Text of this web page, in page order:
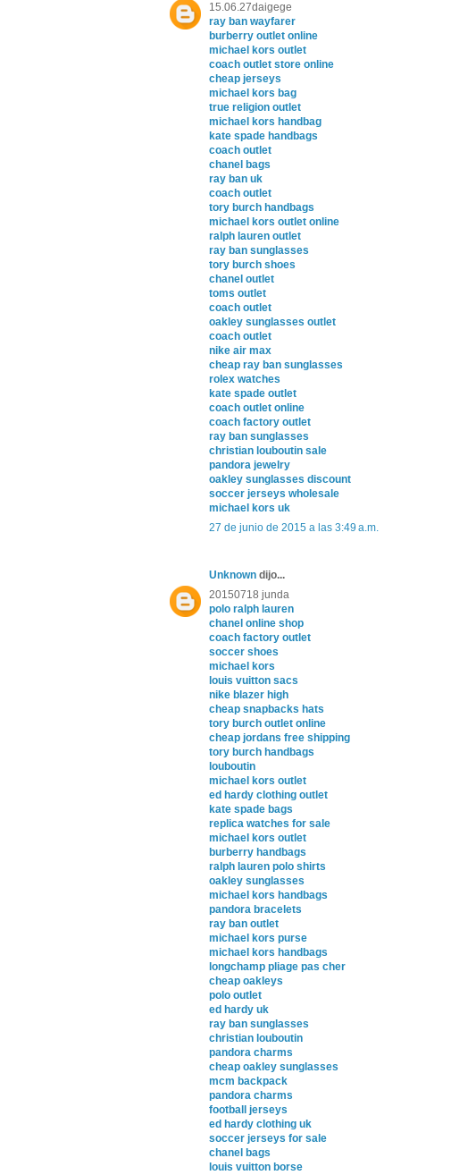
15.06.27daigege
ray ban wayfarer
burberry outlet online
michael kors outlet
coach outlet store online
cheap jerseys
michael kors bag
true religion outlet
michael kors handbag
kate spade handbags
coach outlet
chanel bags
ray ban uk
coach outlet
tory burch handbags
michael kors outlet online
ralph lauren outlet
ray ban sunglasses
tory burch shoes
chanel outlet
toms outlet
coach outlet
oakley sunglasses outlet
coach outlet
nike air max
cheap ray ban sunglasses
rolex watches
kate spade outlet
coach outlet online
coach factory outlet
ray ban sunglasses
christian louboutin sale
pandora jewelry
oakley sunglasses discount
soccer jerseys wholesale
michael kors uk
27 de junio de 2015 a las 3:49 a.m.
Unknown dijo...
20150718 junda
polo ralph lauren
chanel online shop
coach factory outlet
soccer shoes
michael kors
louis vuitton sacs
nike blazer high
cheap snapbacks hats
tory burch outlet online
cheap jordans free shipping
tory burch handbags
louboutin
michael kors outlet
ed hardy clothing outlet
kate spade bags
replica watches for sale
michael kors outlet
burberry handbags
ralph lauren polo shirts
oakley sunglasses
michael kors handbags
pandora bracelets
ray ban outlet
michael kors purse
michael kors handbags
longchamp pliage pas cher
cheap oakleys
polo outlet
ed hardy uk
ray ban sunglasses
christian louboutin
pandora charms
cheap oakley sunglasses
mcm backpack
pandora charms
football jerseys
ed hardy clothing uk
soccer jerseys for sale
chanel bags
louis vuitton borse